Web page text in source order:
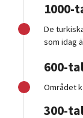
1000-
De
som idag
600-
Området
300-